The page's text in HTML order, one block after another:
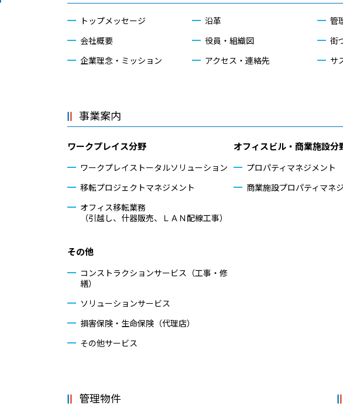
トップメッセージ
会社概要
企業理念・ミッション
沿革
役員・組織図
アクセス・連絡先
管
街
サ
事業案内
ワークプレイス分野
ワークプレイストータルソリューション
移転プロジェクトマネジメント
オフィス移転業務
（引越し、什器販売、ＬＡＮ配線工事）
オフィスビル・商業施設分
プロパティマネジメント
商業施設プロパティマネ
その他
コンストラクションサービス（工事・修
繕）
ソリューションサービス
損害保険・生命保険（代理店）
その他サービス
管理物件